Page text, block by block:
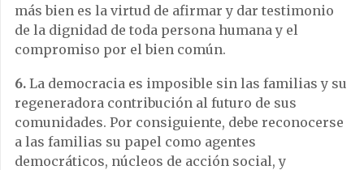
más bien es la virtud de afirmar y dar testimonio
de la dignidad de toda persona humana y el
compromiso por el bien común.
6. La democracia es imposible sin las familias y su
regeneradora contribución al futuro de sus
comunidades. Por consiguiente, debe reconocerse
a las familias su papel como agentes
democráticos, núcleos de acción social, y